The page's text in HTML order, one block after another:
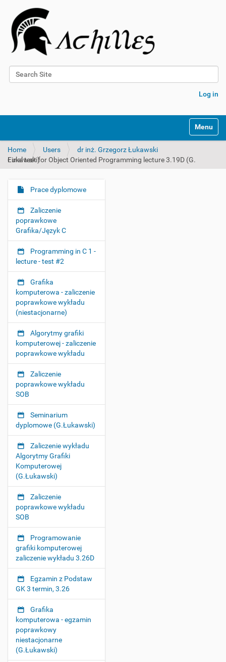
Search Site
Log in
v
Toggle
Home Users
dr inż. Grzegorz Łukawski
Final test for Object Oriented Programming lecture 3.19D (G. Łukawski)
N
a
v
i
g
a
o
n
Prace dyplomowe
Zaliczenie
poprawkowe
Grafika/Język C
Programming in C 1 -
lecture - test #2
Grafika
komputerowa - zaliczenie
poprawkowe wykładu
(niestacjonarne)
Algorytmy grafiki
komputerowej - zaliczenie
poprawkowe wykładu
Zaliczenie
poprawkowe wykładu
SOB
Seminarium
dyplomowe (G.Łukawski)
Zaliczenie wykładu
Algorytmy Grafiki
Komputerowej
(G.Łukawski)
Zaliczenie
poprawkowe wykładu
SOB
Programowanie
grafiki komputerowej
zaliczenie wykładu 3.26D
Egzamin z Podstaw
GK 3 termin, 3.26
Grafika
komputerowa - egzamin
poprawkowy
niestacjonarne
(G.Łukawski)